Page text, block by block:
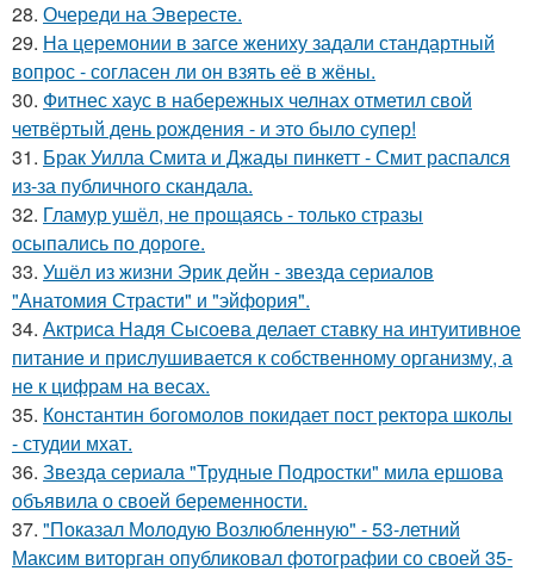
28. Очереди на Эвересте.
29. На церемонии в загсе жениху задали стандартный
вопрос - согласен ли он взять её в жёны.
30. Фитнес хаус в набережных челнах отметил свой
четвёртый день рождения - и это было супер!
31. Брак Уилла Смита и Джады пинкетт - Смит распался
из-за публичного скандала.
32. Гламур ушёл, не прощаясь - только стразы
осыпались по дороге.
33. Ушёл из жизни Эрик дейн - звезда сериалов
"Анатомия Страсти" и "эйфория".
34. Актриса Надя Сысоева делает ставку на интуитивное
питание и прислушивается к собственному организму, а
не к цифрам на весах.
35. Константин богомолов покидает пост ректора школы
- студии мхат.
36. Звезда сериала "Трудные Подростки" мила ершова
объявила о своей беременности.
37. "Показал Молодую Возлюбленную" - 53-летний
Максим виторган опубликовал фотографии со своей 35-